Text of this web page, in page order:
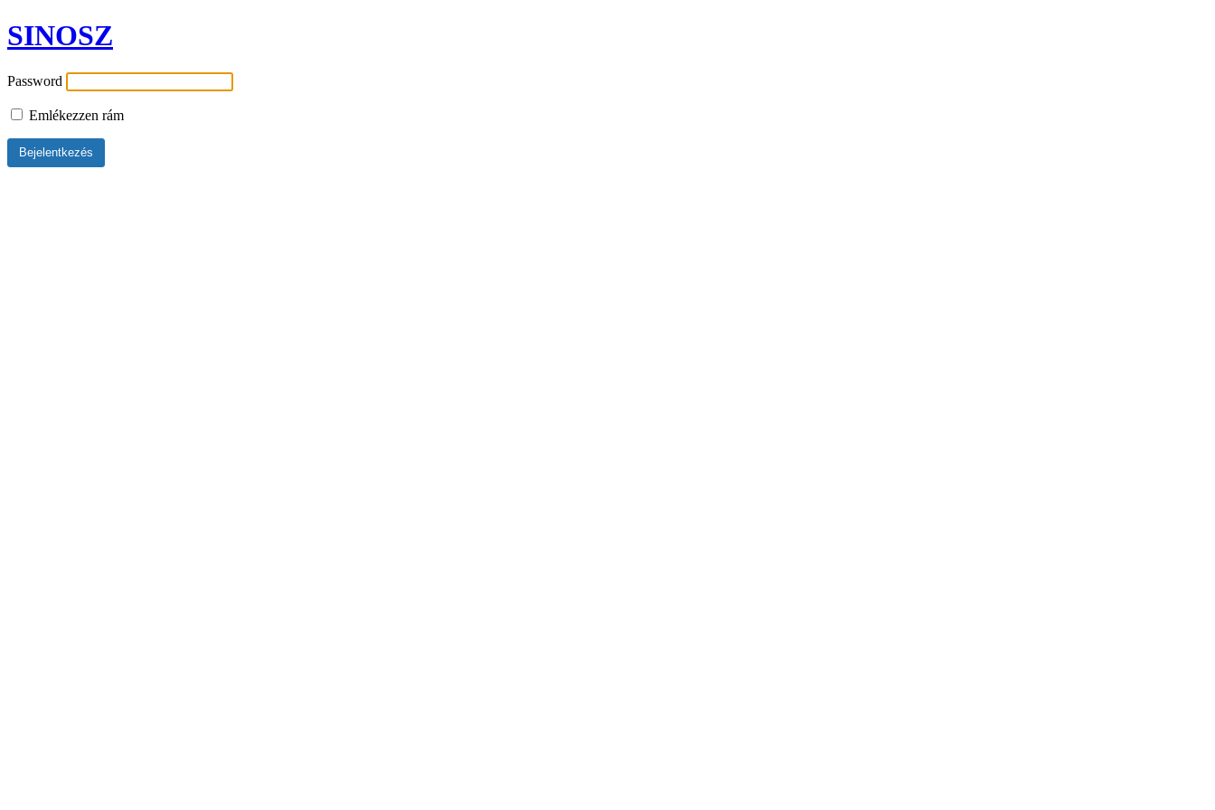
SINOSZ
Password
Emlékezzen rám